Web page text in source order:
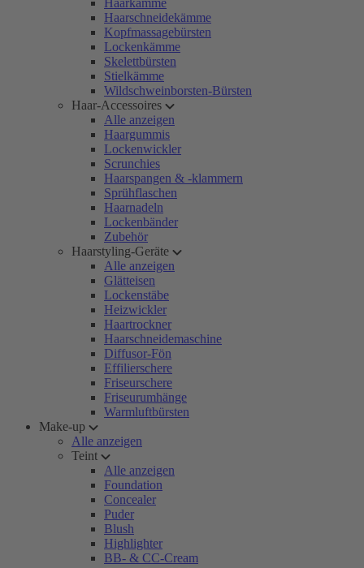
Haarkämme
Haarschneidekämme
Kopfmassagebürsten
Lockenkämme
Skelettbürsten
Stielkämme
Wildschweinborsten-Bürsten
Haar-Accessoires
Alle anzeigen
Haargummis
Lockenwickler
Scrunchies
Haarspangen & -klammern
Sprühflaschen
Haarnadeln
Lockenbänder
Zubehör
Haarstyling-Geräte
Alle anzeigen
Glätteisen
Lockenstäbe
Heizwickler
Haartrockner
Haarschneidemaschine
Diffusor-Fön
Effilierschere
Friseurschere
Friseurumhänge
Warmluftbürsten
Make-up
Alle anzeigen
Teint
Alle anzeigen
Foundation
Concealer
Puder
Blush
Highlighter
BB- & CC-Cream